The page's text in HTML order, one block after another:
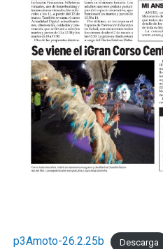
p3Amoto-26.2.25b Descarga